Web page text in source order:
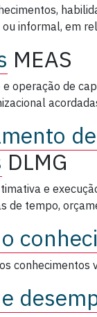
informal, em
MEAS
operação de
DLMG
e
de tempo,
conhecimentos